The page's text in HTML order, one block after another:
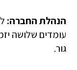
הנהלת החברה:
עומדים שלושה
גור.